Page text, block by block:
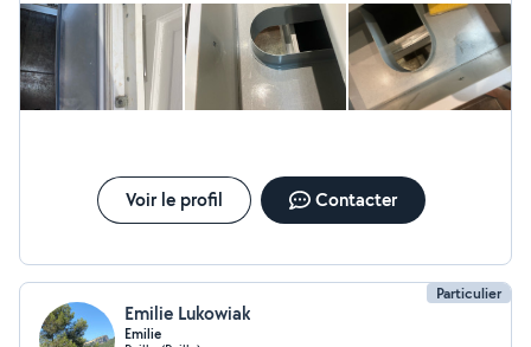
Voir le profil Contacter
Particulier
Emilie Lukowiak
Emilie